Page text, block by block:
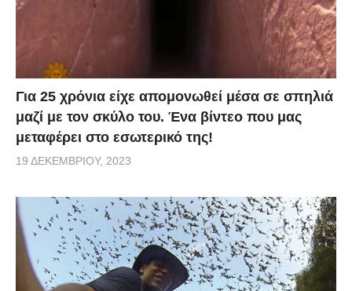
Για 25 χρόνια είχε απομονωθεί μέσα σε σπηλιά
μαζί με τον σκύλο του. Ένα βίντεο που μας
μεταφέρει στο εσωτερικό της!
19 ΔΕΚΕΜΒΡΊΟΥ, 2023